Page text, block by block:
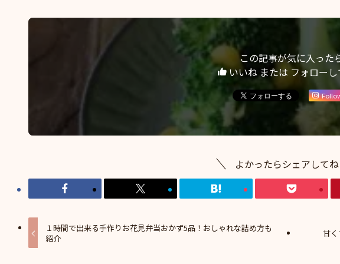
この記事が気に入った
いいね または フォローし
よかったらシェアしてね
１時間で出来る手作りお花見弁当おかず5品！おしゃれな詰め方も
紹介
甘